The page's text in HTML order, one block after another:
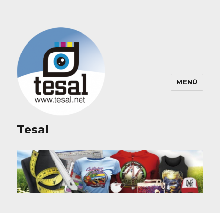
Tesal
MENÚ